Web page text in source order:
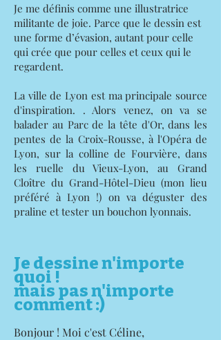
Je me définis comme une illustratrice
militante de joie. Parce que le dessin est
une forme d’évasion, autant pour celle
qui crée que pour celles et ceux qui le
regardent.
La ville de Lyon est ma principale source
d'inspiration. . Alors venez, on va se
balader au Parc de la tête d'Or, dans les
pentes de la Croix-Rousse, à l'Opéra de
Lyon, sur la colline de Fourvière, dans
les ruelle du Vieux-Lyon, au Grand
Cloître du Grand-Hôtel-Dieu (mon lieu
préféré à Lyon !) on va déguster des
praline et tester un bouchon lyonnais.
Je dessine n'importe
quoi !
mais pas n'importe
comment :)
Bonjour ! Moi c'est Céline,